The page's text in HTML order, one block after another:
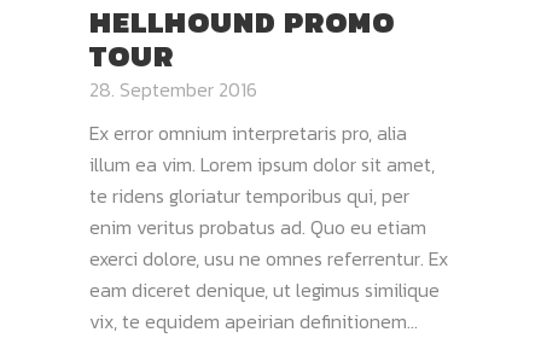
HELLHOUND PROMO
TOUR
28. September 2016
Ex error omnium interpretaris pro, alia
illum ea vim. Lorem ipsum dolor sit amet,
te ridens gloriatur temporibus qui, per
enim veritus probatus ad. Quo eu etiam
exerci dolore, usu ne omnes referrentur. Ex
eam diceret denique, ut legimus similique
vix, te equidem apeirian definitionem...